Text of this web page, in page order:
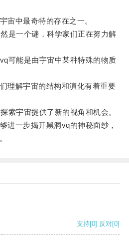
中最奇特的存在之一。
一个谜，科学家们正在努力解
能是由宇宙中某种特殊的物质
解宇宙的结构和演化有着重要
宇宙提供了新的视角和机会。
一步揭开黑洞vq的神秘面纱，
支持[0] 反对[0]